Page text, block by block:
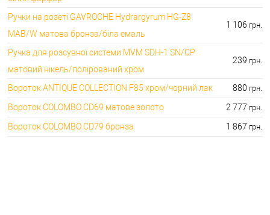
Ручки на розеті GAVROCHE Hydrargyrum HG-Z8
MAB/W матова бронза/біла емаль
1 106 грн.
Ручка для розсувної системи MVM SDH-1 SN/CP
матовий нікель/полірований хром
239 грн.
Вороток ANTIQUE COLLECTION F85 хром/чорний лак 880 грн.
Вороток COLOMBO CD69 матове золото 2 777 грн.
Вороток COLOMBO CD79 бронза 1 867 грн.